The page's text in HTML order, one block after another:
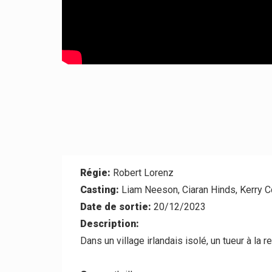
Régie: Robert Lorenz
Casting: Liam Neeson, Ciaran Hinds, Kerry
Date de sortie: 20/12/2023
Description:
Dans un village irlandais isolé, un tueur à la